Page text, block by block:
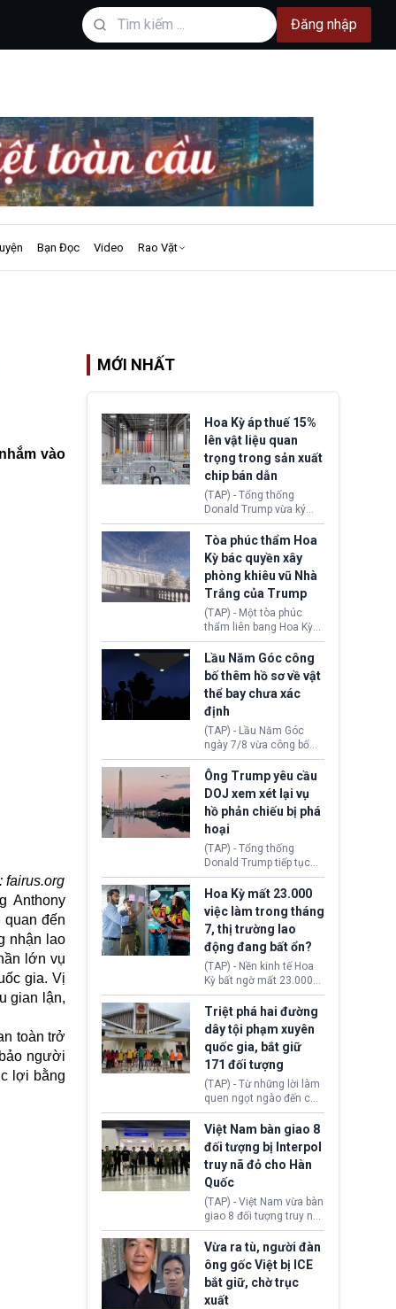
Đăng nhập
Bạn Đọc Video Rao Vặt
vào
fairus.org
Anthony
quan đến
nhận lao
lớn vụ
gia. Vị
gian lận,
toàn trở
người
lợi bằng
MỚI NHẤT
Hoa Kỳ áp thuế 15%
lên vật liệu quan
trọng trong sản xuất
chip bán dẫn
(TAP) - Tổng thống
Donald Trump vừa ký
sắc lệnh áp thuế bổ
sung 15% cùng cơ chế
giá sàn nhập khẩu
nghiêm ngặt đối với
polysilicon và các sản
phẩm hạ nguồn. Quyết
định này nhằm khôi
phục chuỗi cung ứng
công nghệ, năng lượng
mặt trời nội địa trước sự
thống trị của Trung
Quốc.
Tòa phúc thẩm Hoa
Kỳ bác quyền xây
phòng khiêu vũ Nhà
Trắng của Trump
(TAP) - Một tòa phúc
thẩm liên bang Hoa Kỳ
vừa phán quyết, chính
quyền Tổng thống
Donald Trump không có
quyền tự ý xây phòng
khiêu vũ mới rộng
khoảng 90.000 feet
vuông tại khu vực Cánh
Đông Nhà Trắng.
Lầu Năm Góc công
bố thêm hồ sơ về vật
thể bay chưa xác
định
(TAP) - Lầu Năm Góc
ngày 7/8 vừa công bố
thêm 41 hồ sơ liên quan
đến UFO hay còn được
gọi là hiện tượng bất
thường chưa xác định
(UAP). Những tài liệu này
bao gồm hình ảnh,
video, báo cáo từ nhiều
cơ quan khác nhau như
Cục Điều tra Liên bang
(FBI), Cơ quan Tình báo
Trung ương (CIA) và Bộ
Ngoại giao (DOS).
Ông Trump yêu cầu
DOJ xem xét lại vụ
hồ phản chiếu bị phá
hoại
(TAP) - Tổng thống
Donald Trump tiếp tục
cho rằng, hồ phản chiếu
trước Đài tưởng niệm
Lincoln bị phá hoại. Lãnh
đạo Nhà Trắng yêu cầu
Bộ Tư pháp (DOJ) xem
xét lại quyết định hủy
truy tố những cá nhân bị
nghi ngờ làm hư hại
công trình.
Hoa Kỳ mất 23.000
việc làm trong tháng
7, thị trường lao
động đang bất ổn?
(TAP) - Nền kinh tế Hoa
Kỳ bất ngờ mất 23.000
việc làm vào tháng 7,
cho thấy thị trường lao
động có dấu hiệu suy
yếu sau thời gian duy trì
tương đối ổn định suốt
nửa năm 2026.
Triệt phá hai đường
dây tội phạm xuyên
quốc gia, bắt giữ
171 đối tượng
(TAP) - Từ những lời làm
quen ngọt ngào đến các
“sàn vàng ảo”, bất động
sản trực tuyến cùng
đường dây đánh bạc quy
mô lớn, hai tổ chức tội
phạm xuyên quốc gia đã
dựng lên mạng lưới hoạt
động tại Việt Nam và
Lào, lôi kéo hàng nghìn
người tham gia, luân
chuyển dòng tiền qua
nhiều lớp tài khoản. Sau
hơn 2 tuần phối hợp truy
xét, lực lượng chức năng
hai nước đã bắt giữ 171
Việt Nam bàn giao 8
đối tượng bị Interpol
truy nã đỏ cho Hàn
Quốc
(TAP) - Việt Nam vừa bàn
giao 8 đối tượng truy nã
đỏ Interpol cho lực lượng
chức năng Hàn Quốc.
Nhóm này bị xác định
lừa đảo 619 nạn nhân,
chiếm đoạt hơn 17,7 tỷ
KRW.
Vừa ra tù, người đàn
ông gốc Việt bị ICE
bắt giữ, chờ trục
xuất